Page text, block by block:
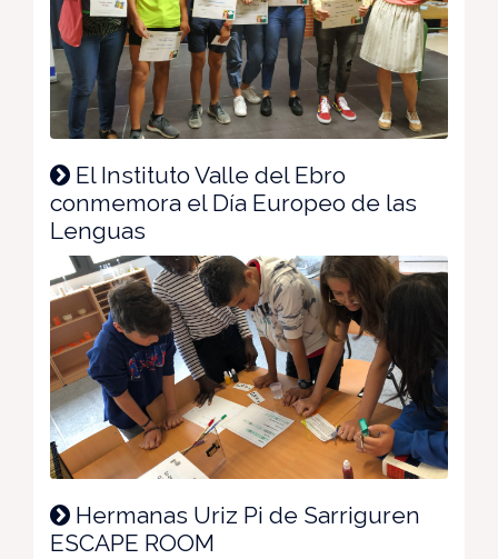
El Instituto Valle del Ebro
conmemora el Día Europeo de las
Lenguas
Hermanas Uriz Pi de Sarriguren
ESCAPE ROOM